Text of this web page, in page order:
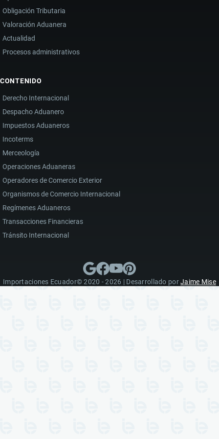
Obligación Tributaria
Valoración Aduanera
Actualidad
Procesos administrativos
CONTENIDO
Derecho Internacional
Despacho Aduanero
Impuestos Aduaneros
Incoterms
Merceología
Operaciones Aduaneras
Operadores de Comercio Exterior
Organismos de Comercio Internacional
Regímenes Aduaneros
Transacciones Financieras
Tránsito Internacional
Importaciones Ecuador© 2020 - 2026 | Desarrollado porJaime Mise